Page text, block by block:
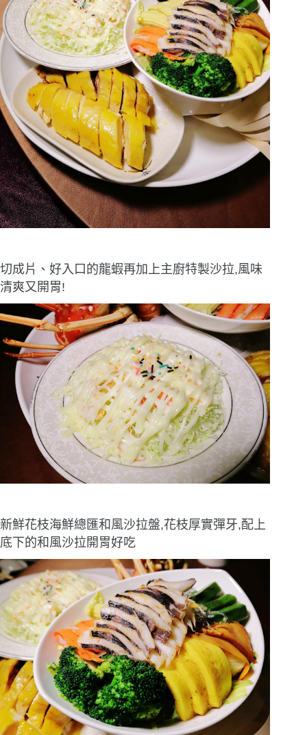
切成片、好入口的龍蝦再加上主廚特製沙拉,風味
清爽又開胃!
新鮮花枝海鮮總匯和風沙拉盤,花枝厚實彈牙,配上
底下的和風沙拉開胃好吃